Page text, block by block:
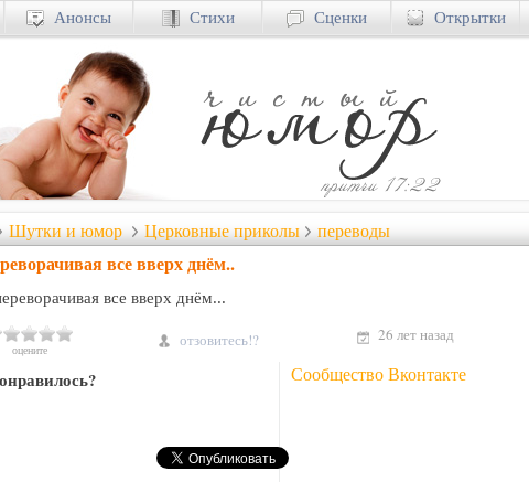
Шутки и юмор Церковные приколы переводы
все вверх днём..
все вверх днём...
оцените отзовитесь!? 26 лет назад
Сообщество Вконтакте
Анонсы Стихи Сценки Открытки